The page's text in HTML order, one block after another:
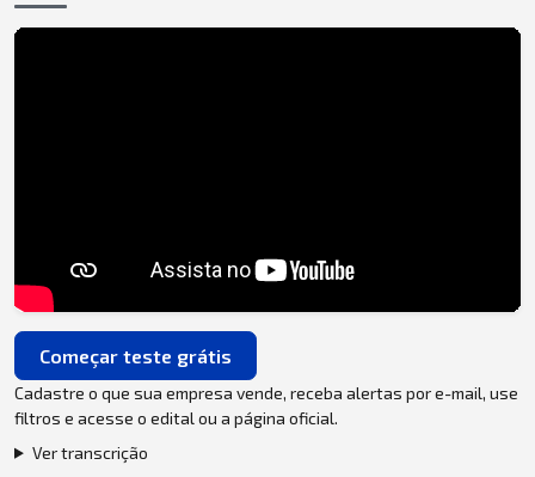
Começar teste grátis
Cadastre o que sua empresa vende, receba alertas por e-mail, use
filtros e acesse o edital ou a página oficial.
Ver transcrição